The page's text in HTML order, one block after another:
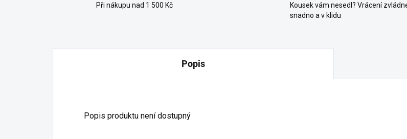
Při nákupu nad 1 500 Kč
Kousek vám nesedl? Vrácení
snadno a v klidu
Popis
Popis produktu není dostupný